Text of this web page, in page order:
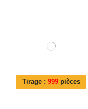
Tirage :999 pièces